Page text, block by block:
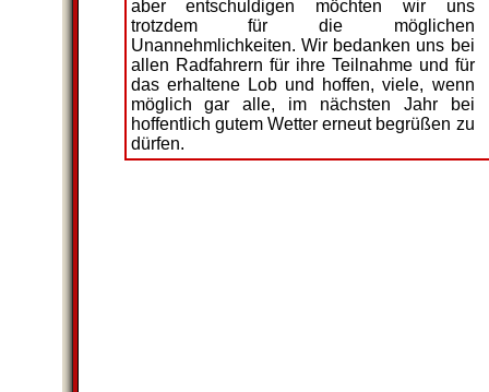
aber entschuldigen möchten wir uns
trotzdem für die möglichen
Unannehmlichkeiten. Wir bedanken uns bei
allen Radfahrern für ihre Teilnahme und für
das erhaltene Lob und hoffen, viele, wenn
möglich gar alle, im nächsten Jahr bei
hoffentlich gutem Wetter erneut begrüßen zu
dürfen.